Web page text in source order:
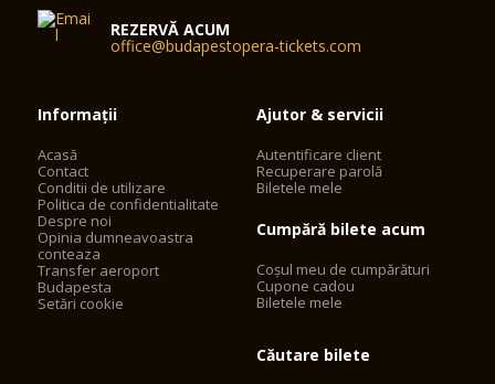
REZERVĂ ACUM
office@budapestopera-tickets.com
Informații
Acasă
Contact
Conditii de utilizare
Politica de confidentialitate
Despre noi
Opinia dumneavoastra
conteaza
Transfer aeroport
Budapesta
Setări cookie
Ajutor & servicii
Autentificare client
Recuperare parolă
Biletele mele
Cumpără bilete acum
Coșul meu de cumpărături
Cupone cadou
Biletele mele
Căutare bilete